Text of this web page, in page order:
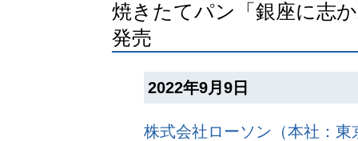
焼きたてパン「銀座に志
発売
2022年9月9日
株式会社ローソン（本社：